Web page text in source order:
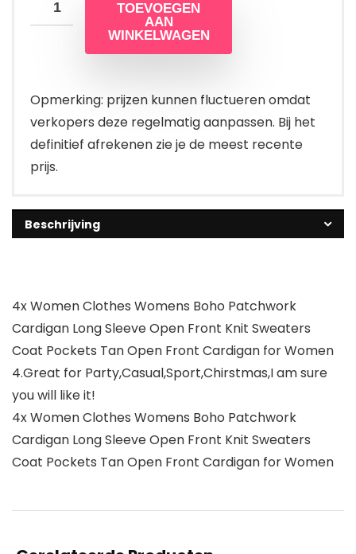
TOEVOEGEN
AAN
WINKELWAGEN
Opmerking: prijzen kunnen fluctueren omdat
verkopers deze regelmatig aanpassen. Bij het
definitief afrekenen zie je de meest recente
prijs.
Beschrijving
4x Women Clothes Womens Boho Patchwork
Cardigan Long Sleeve Open Front Knit Sweaters
Coat Pockets Tan Open Front Cardigan for Women
4.Great for Party,Casual,Sport,Chirstmas,I am sure
you will like it!
4x Women Clothes Womens Boho Patchwork
Cardigan Long Sleeve Open Front Knit Sweaters
Coat Pockets Tan Open Front Cardigan for Women